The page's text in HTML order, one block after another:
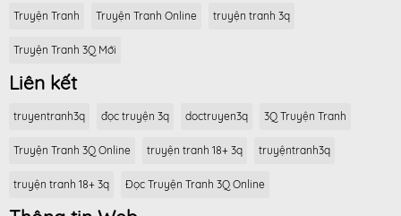
Truyện Tranh Truyện Tranh Online truyện tranh 3q
Truyện Tranh 3Q Mới
Liên kết
truyentranh3q đọc truyện 3q doctruyen3q 3Q Truyện Tranh
Truyện Tranh 3Q Online truyện tranh 18+ 3q truyệntranh3q
truyện tranh 18+ 3q Đọc Truyện Tranh 3Q Online